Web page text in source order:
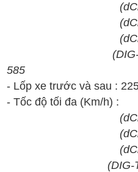
(
585
- Lốp xe trước và sau : 22
- Tốcđộ tốiđa (Km/h) :
(DIG-